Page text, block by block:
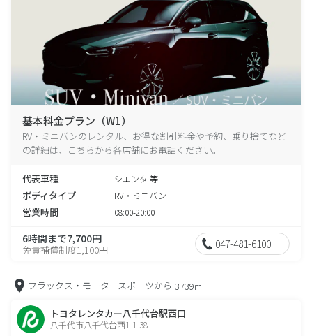
基本料金プラン（W1）
RV・ミニバンのレンタル、お得な割引料金や予約、乗り捨てなど
の詳細は、こちらから各店舗にお電話ください。
代表車種 シエンタ 等
ボディタイプ RV・ミニバン
営業時間 08:00-20:00
6時間まで7,700円
免責補償制度1,100円 047-481-6100
フラックス・モータースポーツから 3739m
トヨタレンタカー八千代台駅西口
八千代市八千代台西1-1-38